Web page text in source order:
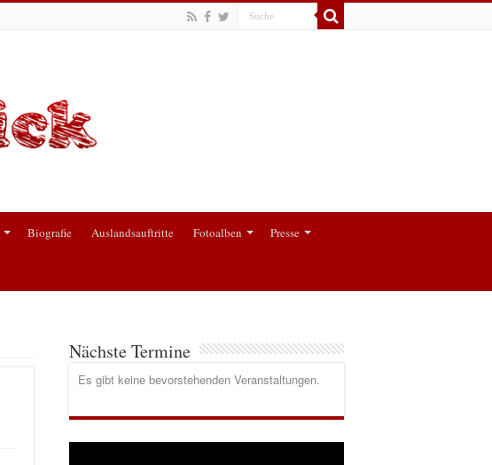
Biografie Auslandsauftritte Fotoalben Presse
Nächste Termine
Es gibt keine bevorstehenden Veranstaltungen.